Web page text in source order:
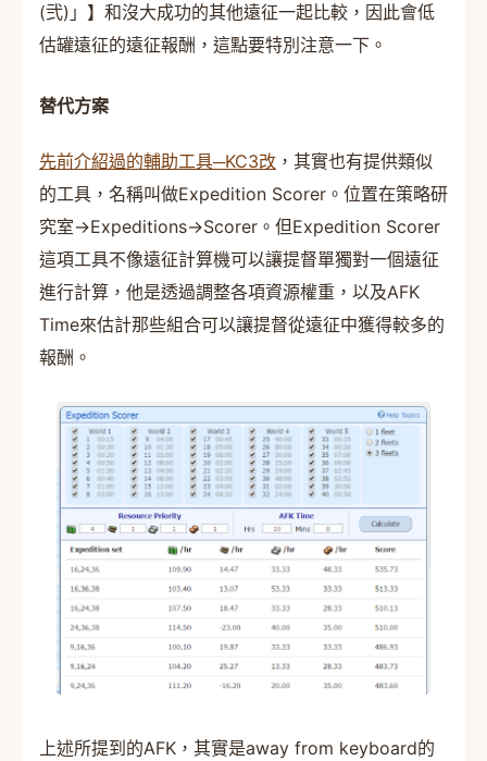
(弐)」】和沒大成功的其他遠征一起比較，因此會低
估罐遠征的遠征報酬，這點要特別注意一下。
替代方案
先前介紹過的輔助工具─KC3改 ，其實也有提供類似
的工具，名稱叫做Expedition Scorer。位置在策略研
究室→Expeditions→Scorer。但Expedition Scorer
這項工具不像遠征計算機可以讓提督單獨對一個遠征
進行計算，他是透過調整各項資源權重，以及AFK
Time來估計那些組合可以讓提督從遠征中獲得較多的
報酬。
上述所提到的AFK，其實是away from keyboard的